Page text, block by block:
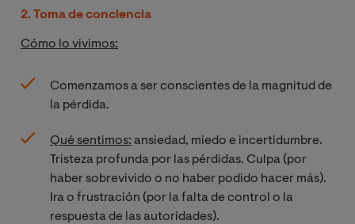
2. Toma de conciencia
Cómo lo vivimos:
Comenzamos a ser conscientes de la magnitud de
la pérdida.
Qué sentimos: ansiedad, miedo e incertidumbre.
Tristeza profunda por las pérdidas. Culpa (por
haber sobrevivido o no haber podido hacer más).
Ira o frustración (por la falta de control o la
respuesta de las autoridades).